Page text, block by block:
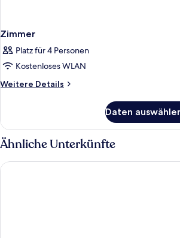
Zimmer
Platz für 4 Personen
Kostenloses WLAN
Weitere Details
Weitere
Daten
Ähnliche Unterkünfte
Danubius Hotel Arena